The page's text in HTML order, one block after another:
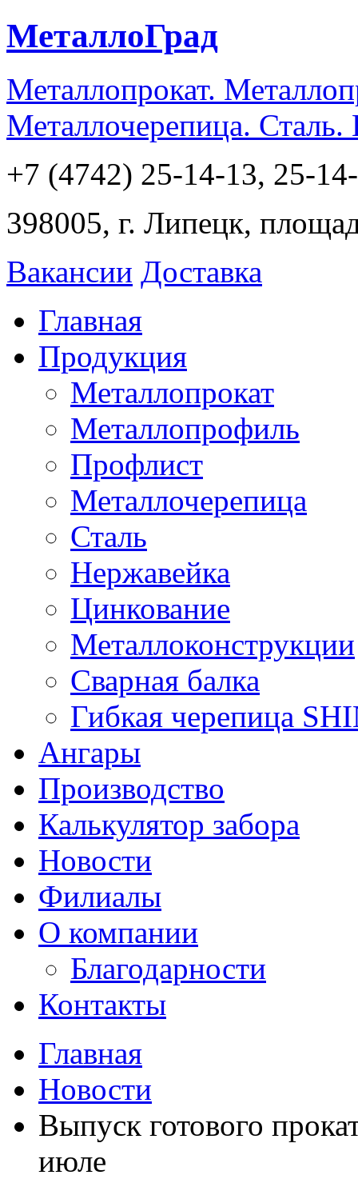
МеталлоГрад
Металлопрокат.
Металлочерепица.
+7 (4742) 25-14-13, 25-
398005, г. Липецк,
Вакансии Доставка
Главная
Продукция
Металлопрокат
Металлопрофиль
Профлист
Металлочерепица
Сталь
Нержавейка
Цинкование
Металлоконструкции
Сварная балка
Гибкая черепица
Ангары
Производство
Калькулятор забора
Новости
Филиалы
О компании
Благодарности
Контакты
Главная
Новости
Выпуск готового
июле